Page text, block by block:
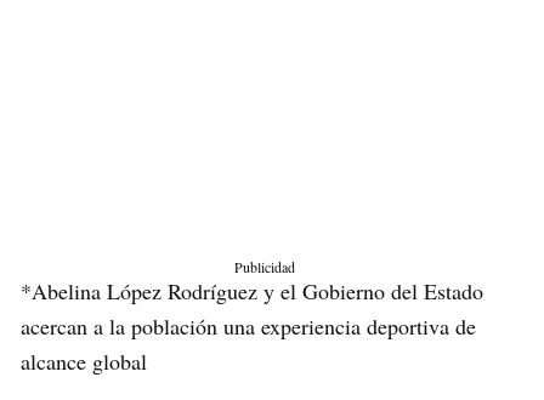
Publicidad
*Abelina López Rodríguez y el Gobierno del Estado
acercan a la población una experiencia deportiva de
alcance global